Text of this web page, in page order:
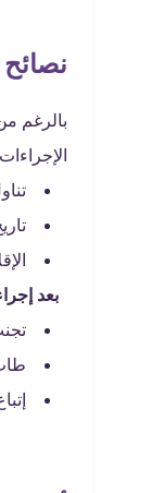
نصائح
بالرغم
بعد